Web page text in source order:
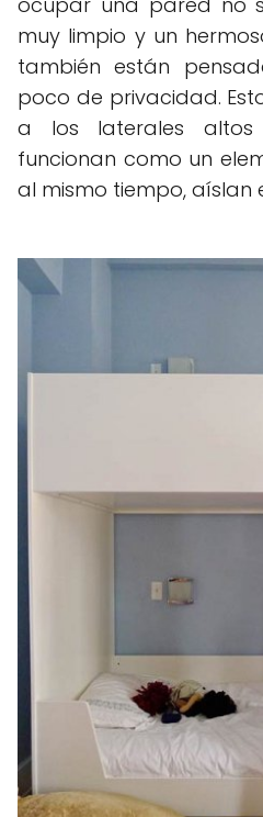
muy limpio y un
también están
poco de privacidad.
a los laterales
funcionan como un
al mismo tiempo, aíslan